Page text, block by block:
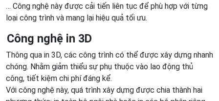
… Công nghệ này được cải tiến liên tục để phù hợp với từng
loại công trình và mang lại hiệu quả tối ưu.
Công nghệ in 3D
Thông qua in 3D, các công trình có thể được xây dựng nhanh
chóng. Nhằm giảm thiểu sự phụ thuộc vào lao động thủ
công, tiết kiệm chi phí đáng kể.
Với công nghệ này, quá trình xây dựng được chia thành hai